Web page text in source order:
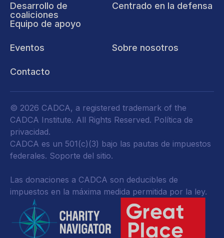
Desarrollo de
coaliciones
Equipo de apoyo
Centrado en la defensa
Eventos Sobre nosotros
Contacto
© 2026 CADCA, a registered trademark of the
CADCA Institute. All Rights Reserved. Política de
privacidad.
CADCA es un 501(c)(3) bajo las pautas de impuestos
federales. Soporte del sitio.
Las donaciones a CADCA son deducibles de
impuestos en la máxima medida permitida por la ley.